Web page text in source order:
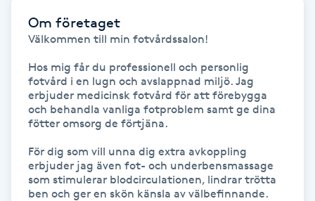
Gua Sha-massage
Hatha Yoga
Healing
Om företaget
Välkommen till min fotvårdssalon!
Hos mig får du professionell och personlig
fotvård i en lugn och avslappnad miljö. Jag
erbjuder medicinsk fotvård för att förebygga
och behandla vanliga fotproblem samt ge dina
fötter omsorg de förtjäna.
För dig som vill unna dig extra avkoppling
erbjuder jag även fot- och underbensmassage
som stimulerar blodcirculationen, lindrar trötta
ben och ger en skön känsla av välbefinnande.